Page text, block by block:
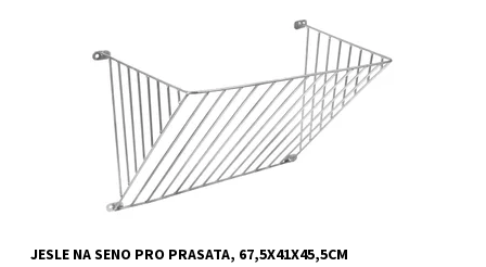
JESLE NA SENO PRO PRASATA, 67,5X41X45,5CM